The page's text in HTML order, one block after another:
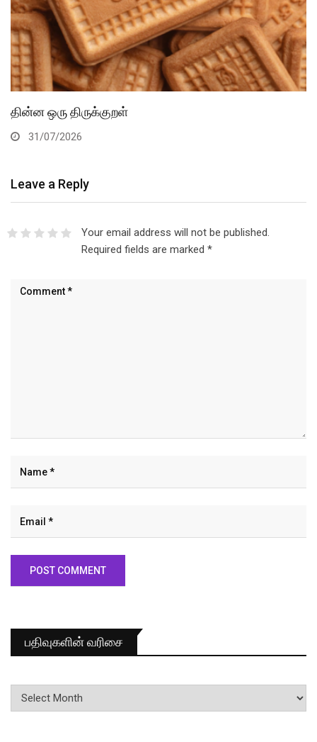
தின்ன ஒரு திருக்குறள்
31/07/2026
Leave a Reply
Your email address will not be published.
Required fields are marked *
பதிவுகளின் வரிசை
பதிவுகளின்
வரிசை